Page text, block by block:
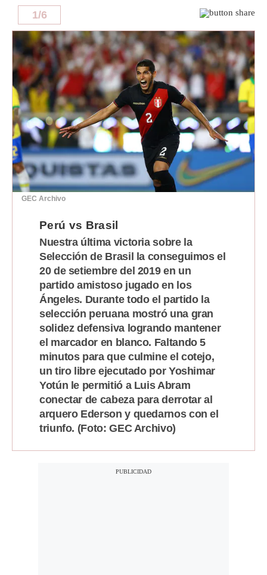
Blogs
Tendencias
Lujo
Viajes
Moda
Estilos
Mundo
EEUU
México
España
Internacional
Tecnología
Club del Suscriptor
G de Gestión
Podcast
Gestión TV
1/6
GEC Archivo
Perú vs Brasil
Nuestra última victoria sobre la
Selección de Brasil la conseguimos el
20 de setiembre del 2019 en un
partido amistoso jugado en los
Ángeles. Durante todo el partido la
selección peruana mostró una gran
solidez defensiva logrando mantener
el marcador en blanco. Faltando 5
minutos para que culmine el cotejo,
un tiro libre ejecutado por Yoshimar
Yotún le permitió a Luis Abram
conectar de cabeza para derrotar al
arquero Ederson y quedarnos con el
triunfo. (Foto: GEC Archivo)